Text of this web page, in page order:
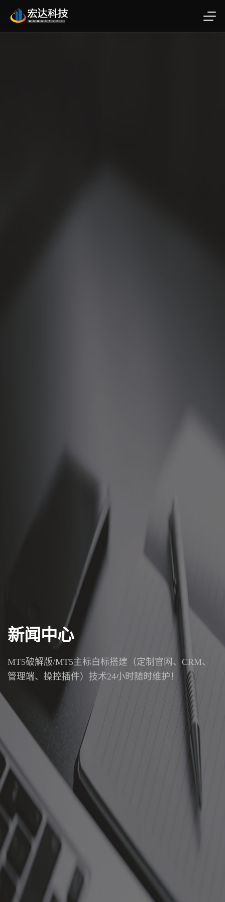
新闻中心
MT5破解版/MT5主标白标搭建（定制官网、CRM、
管理端、操控插件）技术24小时随时维护！